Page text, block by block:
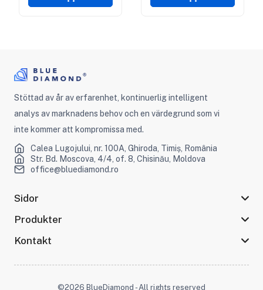
Stöttad av år av erfarenhet, kontinuerlig intelligent
analys av marknadens behov och en värdegrund som vi
inte kommer att kompromissa med.
Calea Lugojului, nr. 100A, Ghiroda, Timiș, România
Str. Bd. Moscova, 4/4, of. 8, Chisinău, Moldova
office@bluediamond.ro
Sidor
Produkter
Kontakt
©2026 BlueDiamond - All rights reserved